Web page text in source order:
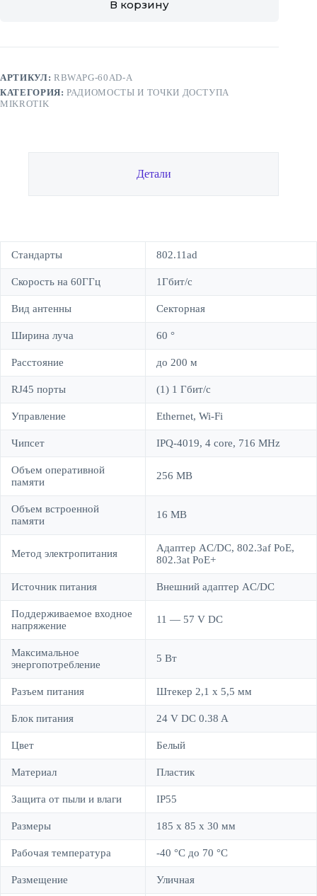
В корзину
АРТИКУЛ: RBWAPG-60AD-A
КАТЕГОРИЯ:РАДИОМОСТЫ И ТОЧКИ ДОСТУПА
MIKROTIK
Детали
Стандарты 802.11ad
Скорость на 60ГГц 1Гбит/c
Вид антенны Секторная
Ширина луча 60 °
Расстояние до 200 м
RJ45 порты (1) 1 Гбит/c
Управление Ethernet, Wi-Fi
Чипсет IPQ-4019, 4 core, 716 MHz
Объем оперативной
памяти
256 MB
Объем встроенной
памяти
16 MB
Метод электропитания
Адаптер AC/DC, 802.3af PoE,
802.3at PoE+
Источник питания Внешний адаптер AC/DC
Поддерживаемое входное
напряжение
11 — 57 V DC
Максимальное
энергопотребление
5 Вт
Разъем питания Штекер 2,1 x 5,5 мм
Блок питания 24 V DC 0.38 A
Цвет Белый
Материал Пластик
Защита от пыли и влаги IP55
Размеры 185 x 85 x 30 мм
Рабочая температура -40 °C до 70 °C
Размещение Уличная